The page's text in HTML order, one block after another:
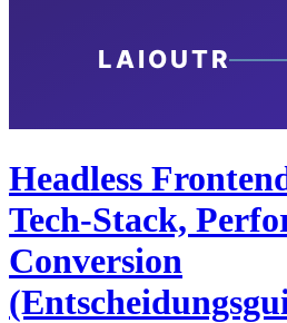
Headless
Tech-Stack,
Conversion